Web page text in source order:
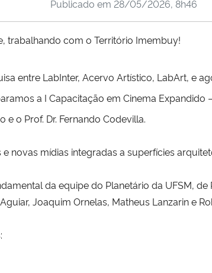
Publicado em 28/05/2026, 8h46
trabalhando com o Território Imembuy!
entre LabInter, Acervo Artístico, LabArt, e
a I Capacitação em Cinema
o Prof. Dr. Fernando Codevilla.
novas mídias integradas a superfícies
da equipe do Planetário da UFSM, de
Joaquim Ornelas, Matheus Lanzarin e